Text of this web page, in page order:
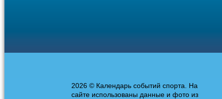
2026 © Календарь событий спорта. На
сайте использованы данные и фото из